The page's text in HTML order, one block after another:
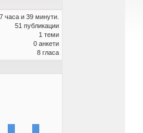
7 часа и 39 минути.
51 публикации
1 теми
0 анкети
8 гласа